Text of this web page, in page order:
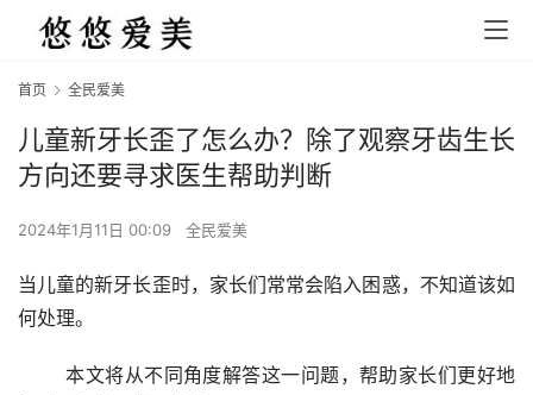
首页 全民爱美
儿童新牙长歪了怎么办？除了观察牙齿生长
方向还要寻求医生帮助判断
2024年1月11日 00:09 全民爱美
当儿童的新牙长歪时，家长们常常会陷入困惑，不知道该如
何处理。
	本文将从不同角度解答这一问题，帮助家长们更好地